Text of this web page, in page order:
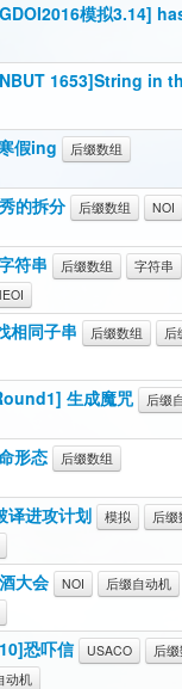
模拟3.14]
1653]String in
假ing 后缀数组
的拆分 后缀数组 NOI
符串 后缀数组 字符串
相同子串 后缀数组 后
生成魔咒 后缀
形态 后缀数组
译进攻计划 模拟 后缀
大会 NOI 后缀自动机
恐吓信 USACO 后
动机